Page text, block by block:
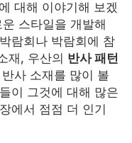
에 대해 이야기해 보겠
스타일을 개발해
람회나 박람회에 참
재, 우산의 반사 패턴
사 소재를 많이 볼
이 그것에 대해 많은
에서 점점 더 인기